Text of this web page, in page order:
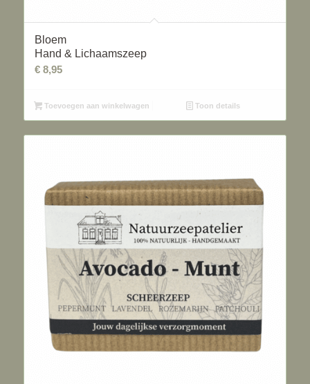
Bloem
Hand & Lichaamszeep
€8,95
Toevoegen aan winkelwagen Toon details